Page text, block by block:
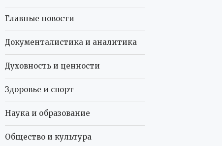
Главные новости
Документалистика и аналитика
Духовность и ценности
Здоровье и спорт
Наука и образование
Общество и культура